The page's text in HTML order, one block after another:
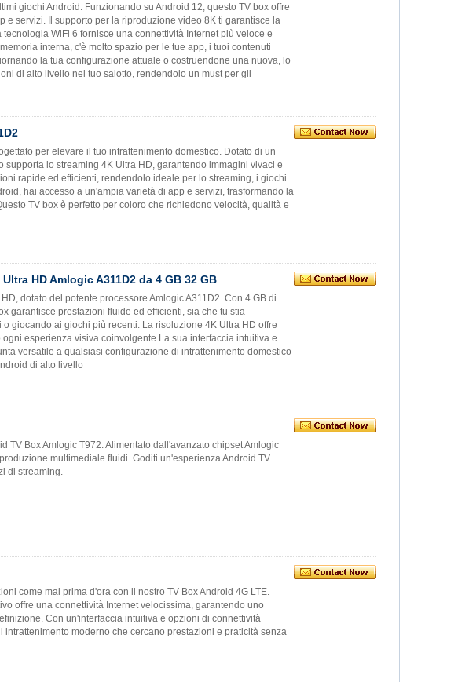
giochi Android. Funzionando su Android 12, questo TV box offre
e servizi. Il supporto per la riproduzione video 8K ti garantisce la
WiFi 6 fornisce una connettività Internet più veloce e
interna, c'è molto spazio per le tue app, i tuoi contenuti
la tua configurazione attuale o costruendone una nuova, lo
di alto livello nel tuo salotto, rendendolo un must per gli
per elevare il tuo intrattenimento domestico. Dotato di un
supporta lo streaming 4K Ultra HD, garantendo immagini vivaci e
rapide ed efficienti, rendendolo ideale per lo streaming, i giochi
hai accesso a un'ampia varietà di app e servizi, trasformando la
TV box è perfetto per coloro che richiedono velocità, qualità e
HD Amlogic A311D2 da 4 GB 32 GB
dotato del potente processore Amlogic A311D2. Con 4 GB di
garantisce prestazioni fluide ed efficienti, sia che tu stia
giocando ai giochi più recenti. La risoluzione 4K Ultra HD offre
esperienza visiva coinvolgente La sua interfaccia intuitiva e
versatile a qualsiasi configurazione di intrattenimento domestico
di alto livello
TV Box Amlogic T972. Alimentato dall'avanzato chipset Amlogic
multimediale fluidi. Goditi un'esperienza Android TV
di streaming.
come mai prima d'ora con il nostro TV Box Android 4G LTE.
offre una connettività Internet velocissima, garantendo uno
Con un'interfaccia intuitiva e opzioni di connettività
moderno che cercano prestazioni e praticità senza